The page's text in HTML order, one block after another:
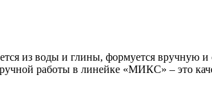
из воды и глины, формуется вручную
работы в линейке «МИКС» – это